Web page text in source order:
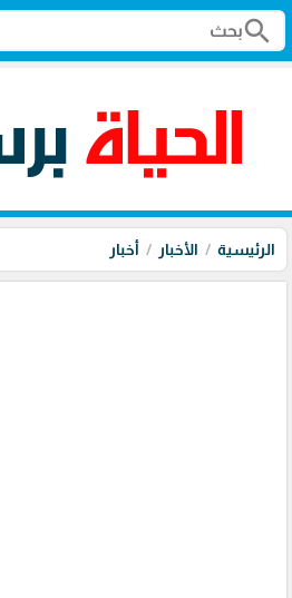
search
الرئيسية الأخبار أخبار